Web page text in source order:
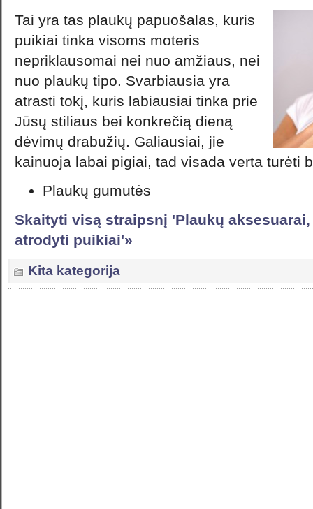
Tai yra tas plaukų papuošalas, kuris
puikiai tinka visoms moteris
nepriklausomai nei nuo amžiaus, nei
nuo plaukų tipo. Svarbiausia yra
atrasti tokį, kuris labiausiai tinka prie
Jūsų stiliaus bei konkrečią dieną
dėvimų drabužių. Galiausiai, jie
kainuoja labai pigiai, tad visada verta turėti
Plaukų gumutės
Skaityti visą straipsnį 'Plaukų
atrodyti puikiai'»
Kita kategorija